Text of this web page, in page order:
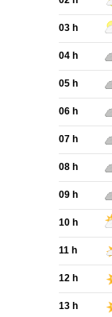
03 h
04 h
05 h
06 h
07 h
08 h
09 h
10 h
11 h
12 h
13 h